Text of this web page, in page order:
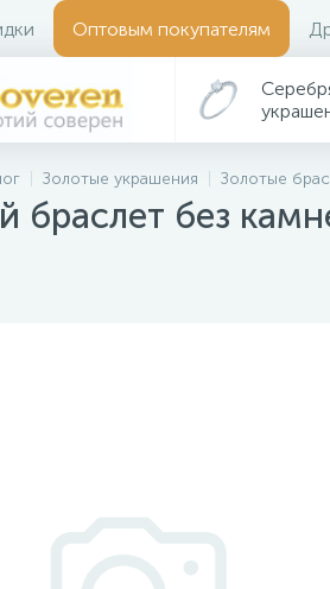
Оптовым покупателям
Золотые украшения Золотые
браслет без